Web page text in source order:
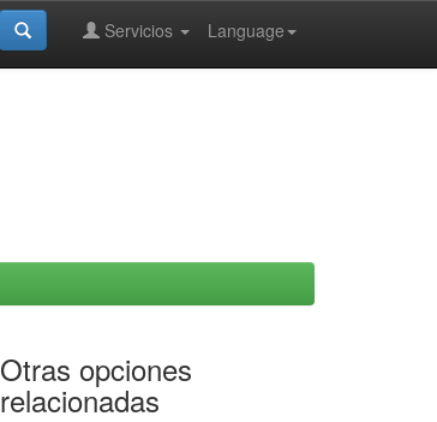
Language
Servicios
Otras opciones
relacionadas